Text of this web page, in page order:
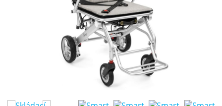
AKCE a SLEVY
Doprava a služby